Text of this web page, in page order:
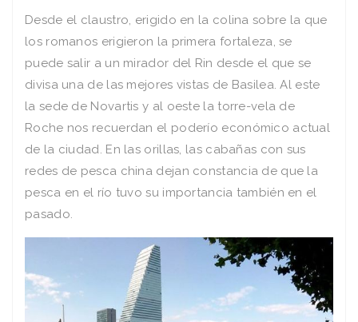
Desde el claustro, erigido en la colina sobre la que
los romanos erigieron la primera fortaleza, se
puede salir a un mirador del Rin desde el que se
divisa una de las mejores vistas de Basilea. Al este
la sede de Novartis y al oeste la torre-vela de
Roche nos recuerdan el poderío económico actual
de la ciudad. En las orillas, las cabañas con sus
redes de pesca china dejan constancia de que la
pesca en el río tuvo su importancia también en el
pasado.